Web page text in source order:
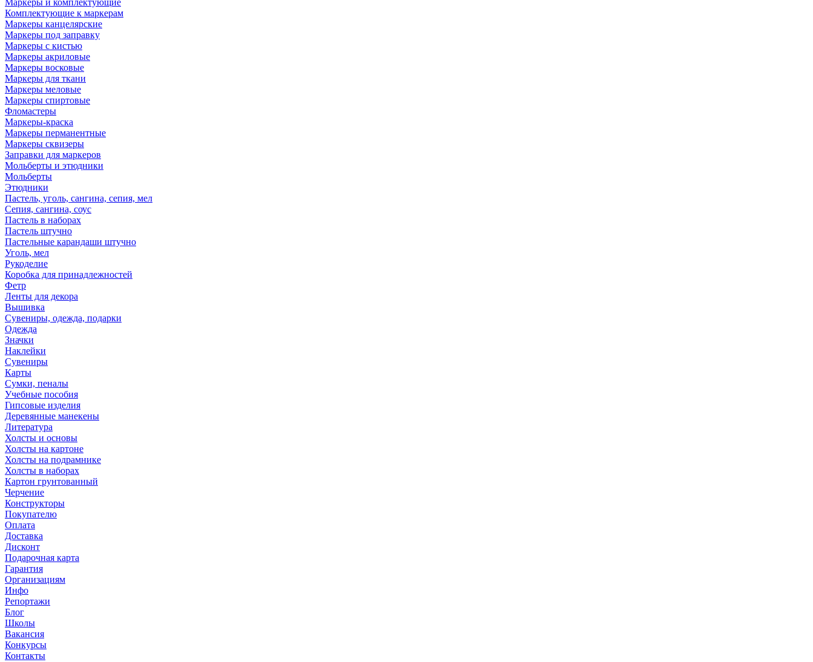
Маркеры и комплектующие
Комплектующие к маркерам
Маркеры канцелярские
Маркеры под заправку
Маркеры с кистью
Маркеры акриловые
Маркеры восковые
Маркеры для ткани
Маркеры меловые
Маркеры спиртовые
Фломастеры
Маркеры-краска
Маркеры перманентные
Маркеры сквизеры
Заправки для маркеров
Мольберты и этюдники
Мольберты
Этюдники
Пастель, уголь, сангина, сепия, мел
Сепия, сангина, соус
Пастель в наборах
Пастель штучно
Пастельные карандаши штучно
Уголь, мел
Рукоделие
Коробка для принадлежностей
Фетр
Ленты для декора
Вышивка
Сувениры, одежда, подарки
Одежда
Значки
Наклейки
Сувениры
Карты
Сумки, пеналы
Учебные пособия
Гипсовые изделия
Деревянные манекены
Литература
Холсты и основы
Холсты на картоне
Холсты на подрамнике
Холсты в наборах
Картон грунтованный
Черчение
Конструкторы
Покупателю
Оплата
Доставка
Дисконт
Подарочная карта
Гарантия
Организациям
Инфо
Репортажи
Блог
Школы
Вакансия
Конкурсы
Контакты